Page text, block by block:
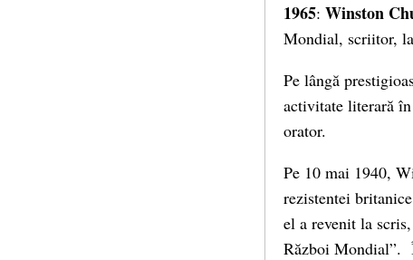
1965: Winston
Mondial, scriitor,
Pe lângă
activitate literară
orator.
Pe 10 mai 1940,
rezistentei
el a revenit la
Război Mondial”.